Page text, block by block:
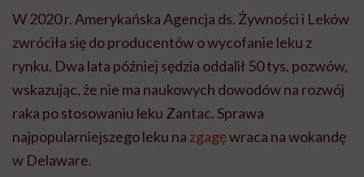
W 2020 r. Amerykańska Agencja ds. Żywności i Leków
zwróciła się do producentów o wycofanie leku z
rynku. Dwa lata później sędzia oddalił 50 tys. pozwów,
wskazując, że nie ma naukowych dowodów na rozwój
raka po stosowaniu leku Zantac. Sprawa
najpopularniejszego leku na zgagęwraca na wokandę
w Delaware.